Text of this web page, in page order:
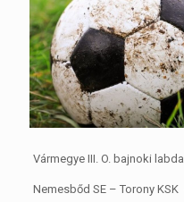
Vármegye III. O. bajnoki
Nemesbőd SE – Torony KSK